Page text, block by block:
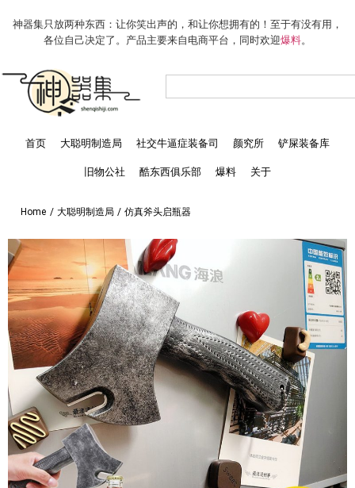
神器集只放两种东西：让你笑出声的，和让你想拥有的！至于有没有用，
各位自己决定了。产品主要来自电商平台，同时欢迎爆料。
首页 大聪明制造局 社交牛逼症装备司 颜究所 铲屎装备库
旧物公社 酷东西俱乐部 爆料 关于
Home / 大聪明制造局 / 仿真斧头启瓶器